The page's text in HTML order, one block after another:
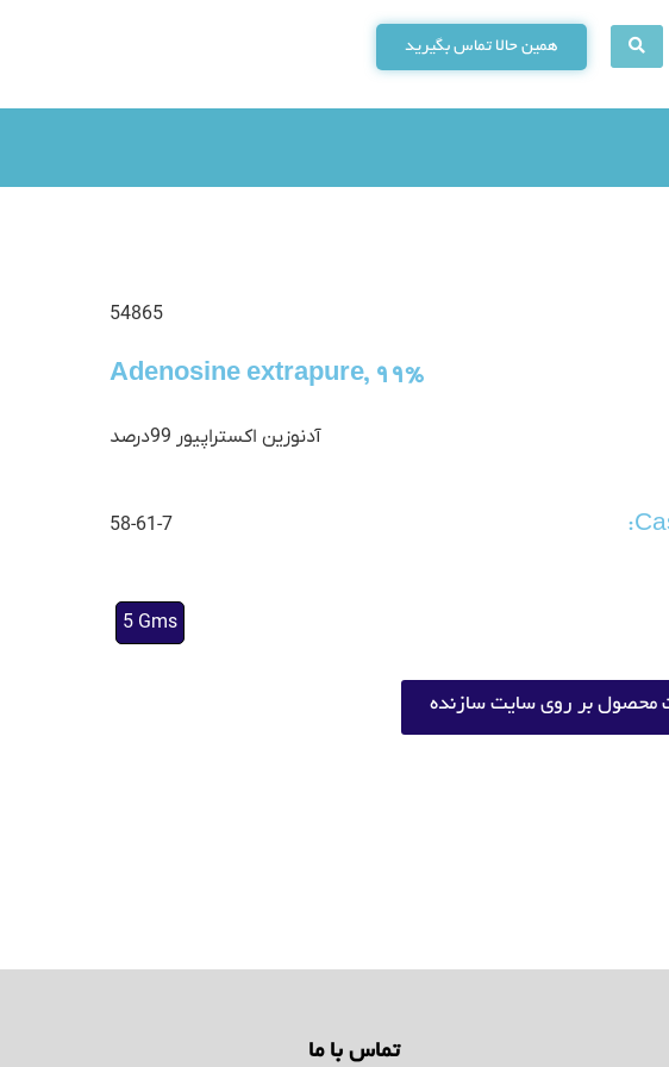
همین حالا تماس بگیرید
54865
Adenosine extrapure, 99%
آدنوزین اکستراپیور 99درصد
58-61-7
5 Gms
بر روی سایت سازنده
تماس با ما